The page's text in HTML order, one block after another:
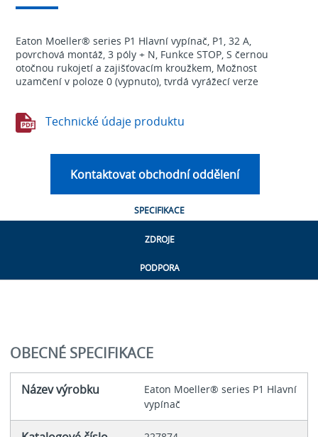
Eaton Moeller® series P1 Hlavní vypínač, P1, 32 A,
povrchová montáž, 3 póly + N, Funkce STOP, S černou
otočnou rukojetí a zajišťovacím kroužkem, Možnost
uzamčení v poloze 0 (vypnuto), tvrdá vyrážecí verze
Technické údaje produktu
Kontaktovat obchodní oddělení
SPECIFIKACE
ZDROJE
PODPORA
OBECNÉ SPECIFIKACE
Název výrobku
Eaton Moeller® series P1 Hlavní
vypínač